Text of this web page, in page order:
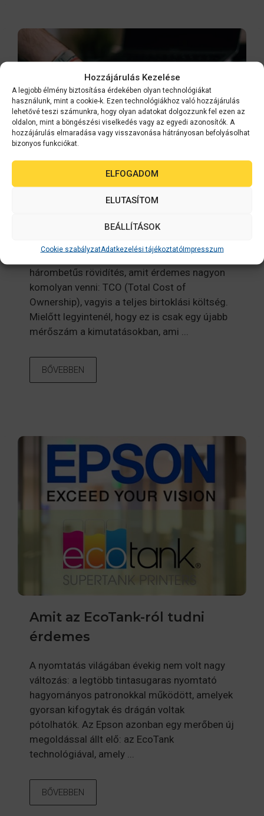
Hozzájárulás Kezelése
A legjobb élmény biztosítása érdekében olyan technológiákat
használunk, mint a cookie-k. Ezen technológiákhoz való hozzájárulás
lehetővé teszi számunkra, hogy olyan adatokat dolgozzunk fel ezen az
oldalon, mint a böngészési viselkedés vagy az egyedi azonosítók. A
hozzájárulás elmaradása vagy visszavonása hátrányosan befolyásolhat
bizonyos funkciókat.
ELFOGADOM
ELUTASÍTOM
BEÁLLÍTÁSOK
Cookie szabályzatAdatkezelési tájékoztatóImpresszum
nyomtató költsége?
Az irodai költségek között van egy
hárombetűs rövidítés, amit érdemes nagyon
komolyan venni: TCO (Total Cost of
Ownership), vagyis a teljes birtoklási költség.
Mielőtt legyintenél, hogy ez is csak egy újabb
mérőszám a kimutatásokban, ami ...
BŐVEBBEN
Amit az EcoTank-ról tudni
érdemes
A nyomtatás világában évekig nem volt nagy
változás: a legtöbb tintasugaras nyomtató
hagyományos patronokkal működött, amelyek
gyorsan kifogytak és drágán voltak
pótolhatók. Az Epson azonban egy merőben új
megoldással állt elő: az EcoTank
technológiával, amely ...
BŐVEBBEN